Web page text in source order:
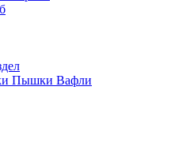
Пышки Вафли